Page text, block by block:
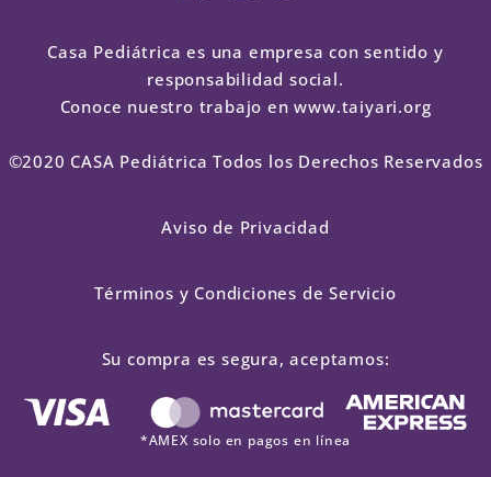
Casa Pediátrica es una empresa con sentido y
responsabilidad social.
Conoce nuestro trabajo en www.taiyari.org
©2020 CASA Pediátrica Todos los Derechos Reservados
Aviso de Privacidad
Términos y Condiciones de Servicio
Su compra es segura, aceptamos:
*AMEX solo en pagos en línea